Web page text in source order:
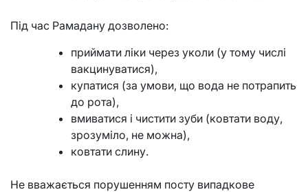
Під час Рамадану дозволено:
приймати ліки через уколи (у тому числі
вакцинуватися),
купатися (за умови, що вода не потрапить
до рота),
вмиватися і чистити зуби (ковтати воду,
зрозуміло, не можна),
ковтати слину.
Не вважається порушенням посту випадкове